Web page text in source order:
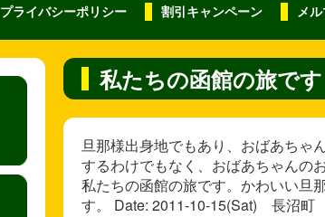
プライバシーポリシー 割引キャンペーン メ
私たちの函館の旅です
旦那様出身地でもあり、おばあちゃ
するわけでもなく、おばあちゃんの
私たちの函館の旅です。かわいい旦
す。 Date: 2011-10-15(Sat) 長沼